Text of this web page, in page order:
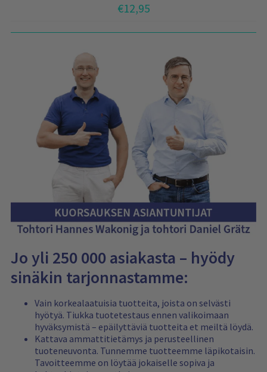
€12,95
Jo yli 250 000 asiakasta – hyödy
sinäkin tarjonnastamme:
Vain korkealaatuisia tuotteita, joista on selvästi
hyötyä. Tiukka tuotetestaus ennen valikoimaan
hyväksymistä – epäilyttäviä tuotteita et meiltä löydä.
Kattava ammattitietämys ja perusteellinen
tuoteneuvonta. Tunnemme tuotteemme läpikotaisin.
Tavoitteemme on löytää jokaiselle sopiva ja